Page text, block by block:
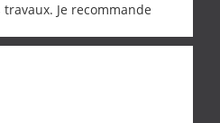
Je recommande